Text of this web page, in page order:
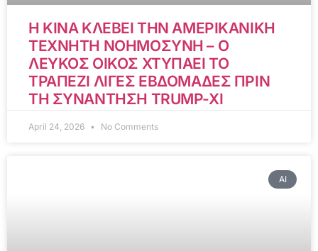
Η ΚΙΝΑ ΚΛΕΒΕΙ ΤΗΝ ΑΜΕΡΙΚΑΝΙΚΗ
ΤΕΧΝΗΤΗ ΝΟΗΜΟΣΥΝΗ – Ο
ΛΕΥΚΟΣ ΟΙΚΟΣ ΧΤΥΠΑΕΙ ΤΟ
ΤΡΑΠΕΖΙ ΛΙΓΕΣ ΕΒΔΟΜΑΔΕΣ ΠΡΙΝ
ΤΗ ΣΥΝΑΝΤΗΣΗ TRUMP-XI
April 24, 2026 No Comments
AI